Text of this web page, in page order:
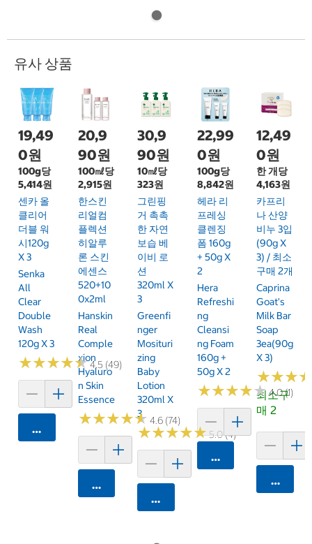
유사 상품
19,49
0원
100g당
5,414원
센카 올
클리어
더블 워
시120g
X 3
Senka
All
Clear
Double
Wash
120g X 3
★★★★★
★★★★★4.5 (49)
카트에 담기
20,9
90원
100㎖당
2,915원
한스킨
리얼컴
플렉션
히알루
론 스킨
에센스
520+10
0x2ml
Hanskin
Real
Comple
Xion
Hyaluro
N Skin
Essence
★★★★★
★★★★★ 4.6 (74)
카트에 담기
30,9
90원
10㎖당
323원
그린핑
거 촉촉
한 자연
보습 베
이비 로
션
320ml X
3
Greenfi
Nger
Mosituri
Zing
Baby
Lotion
320ml X
3
★★★★★
★★★★★5.0 (4)
카트에 담기
22,99
0원
100g당
8,842원
헤라 리
프레싱
클렌징
폼 160g
+ 50g X
2
Hera
Refreshi
Ng
Cleansi
Ng Foam
160g +
50g X 2
★★★★★
★★★★★ 4.0 (1)
카트에 담기
12,49
0원
한 개당
4,163원
카프리
나 산양
비누 3입
(90g X
3) / 최소
구매 2개
Caprina
Goat's
Milk Bar
Soap
3ea(90g
X 3)
★★★
★★★
최소구
매 2
카트에